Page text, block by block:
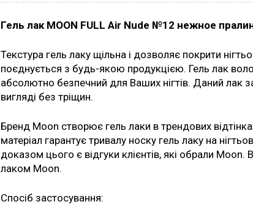
Гель лак MOON FULL Air Nude №12 нежное
Текстура гель лаку щільна і дозволяє покрити
поєднується з будь-якою продукцією. Гель лак
абсолютно безпечний для Ваших нігтів. Даний лак
вигляді без тріщин.
Бренд Moon створює гель лаки в трендових
матеріал гарантує тривалу носку гель лаку на
доказом цього є відгуки клієнтів, які обрали
лаком Moon.
Спосіб застосування: